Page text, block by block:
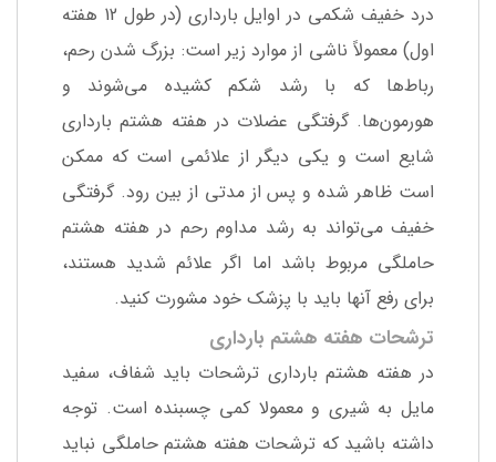
درد خفیف شکمی در اوایل بارداری (در طول 12 هفته
اول) معمولاً ناشی از موارد زیر است: بزرگ شدن رحم،
رباط‌ها که با رشد شکم کشیده می‌شوند و
هورمون‌ها. گرفتگی عضلات در هفته هشتم بارداری
شایع است و یکی دیگر از علائمی است که ممکن
است ظاهر شده و پس از مدتی از بین رود. گرفتگی
خفیف می‌تواند به رشد مداوم رحم در هفته هشتم
حاملگی مربوط باشد اما اگر علائم شدید هستند،
برای رفع آنها باید با پزشک خود مشورت کنید.
ترشحات هفته هشتم بارداری
در هفته هشتم بارداری ترشحات باید شفاف، سفید
مایل به شیری و معمولا کمی چسبنده است. توجه
داشته باشید که ترشحات هفته هشتم حاملگی نباید